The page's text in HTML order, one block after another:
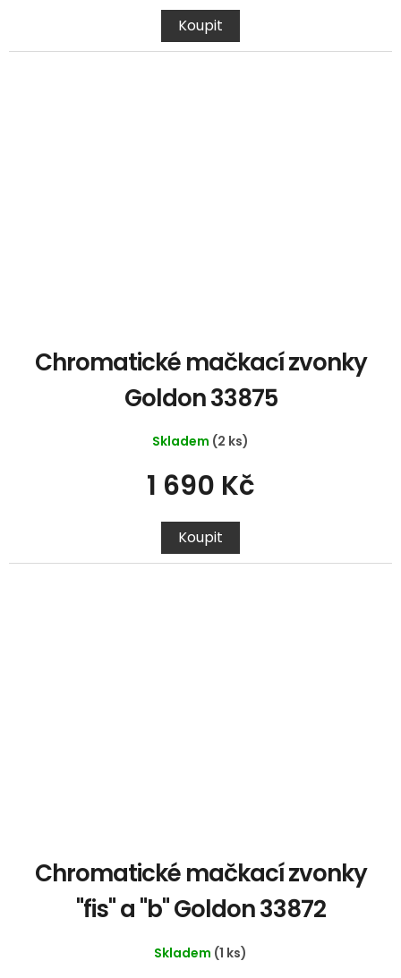
Koupit
Chromatické mačkací zvonky
Goldon 33875
Skladem (2 ks)
1 690 Kč
Koupit
Chromatické mačkací zvonky
"fis" a "b" Goldon 33872
Skladem (1 ks)